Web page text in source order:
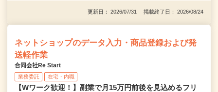
更新日： 2026/07/31 掲載終了日： 2026/08/24
ネットショップのデータ入力・商品登録および発
送軽作業
合同会社Re Start
業務委託 在宅・内職
【Wワーク歓迎！】副業で月15万円前後を見込めるフリ